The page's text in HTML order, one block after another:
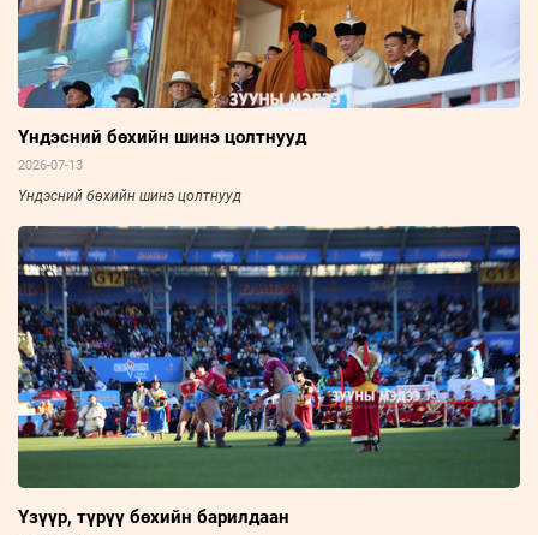
Үндэсний бөхийн шинэ цолтнууд
2026-07-13
Үндэсний бөхийн шинэ цолтнууд
Үзүүр, түрүү бөхийн барилдаан